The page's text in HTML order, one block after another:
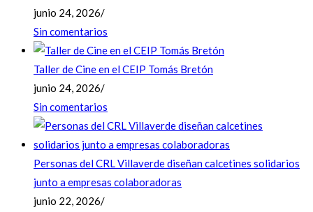
junio 24, 2026/
Sin comentarios
Taller de Cine en el CEIP Tomás Bretón
junio 24, 2026/
Sin comentarios
Personas del CRL Villaverde diseñan calcetines solidarios
junto a empresas colaboradoras
junio 22, 2026/